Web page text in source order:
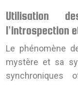
Utilisation
l’introspection
Le phénomène
mystère et sa
synchroniques